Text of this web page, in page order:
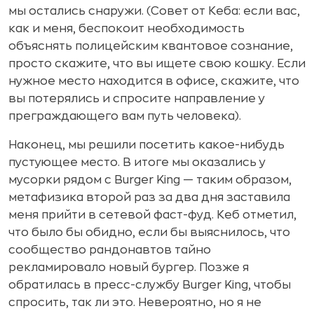
мы остались снаружи. (Совет от Кеба: если вас,
как и меня, беспокоит необходимость
объяснять полицейским квантовое сознание,
просто скажите, что вы ищете свою кошку. Если
нужное место находится в офисе, скажите, что
вы потерялись и спросите направление у
преграждающего вам путь человека).
Наконец, мы решили посетить какое-нибудь
пустующее место. В итоге мы оказались у
мусорки рядом с Burger King — таким образом,
метафизика второй раз за два дня заставила
меня прийти в сетевой фаст-фуд. Кеб отметил,
что было бы обидно, если бы выяснилось, что
сообщество рандонавтов тайно
рекламировало новый бургер. Позже я
обратилась в пресс-службу Burger King, чтобы
спросить, так ли это. Невероятно, но я не